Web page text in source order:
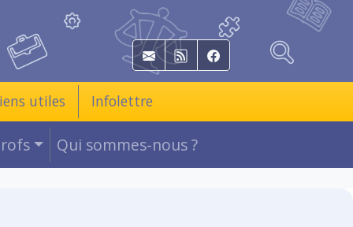
E-mail RSS Facebook
utiles Infolettre
Qui sommes-nous ?